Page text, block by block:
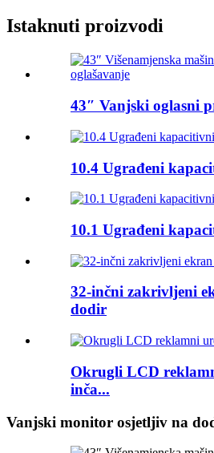
Istaknuti proizvodi
43″ Vanjski oglasni
10.4 Ugrađeni
10.1 Ugrađeni
32-inčni zakrivljeni
dodir
Okrugli LCD
inča...
Vanjski monitor osjetljiv na